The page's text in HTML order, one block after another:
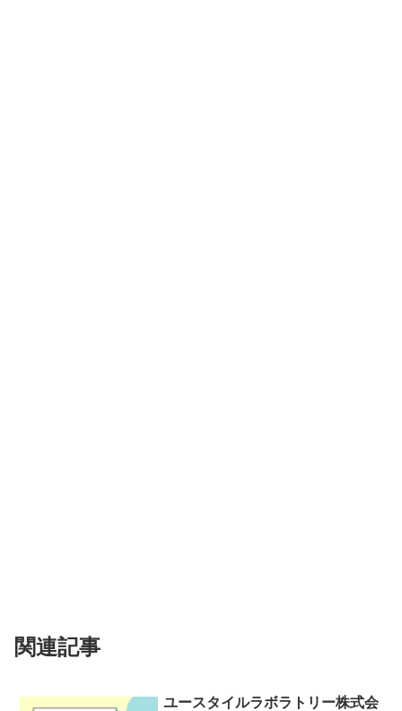
関連記事
ユースタイルラボラトリー株式会